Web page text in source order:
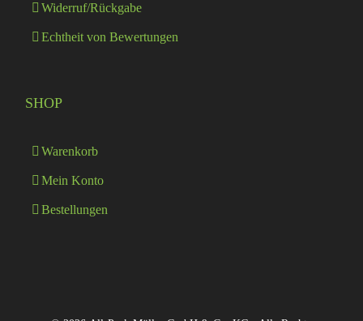
Widerruf/Rückgabe
Echtheit von Bewertungen
SHOP
Warenkorb
Mein Konto
Bestellungen